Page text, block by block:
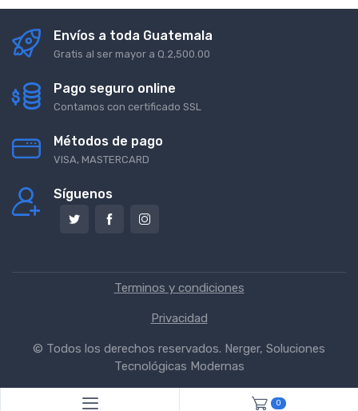
Envíos a toda Guatemala
Gratis al ser mayor a Q.2,500.00
Pago seguro online
Contamos con certificado SSL
Métodos de pago
VISA, MASTERCARD
Síguenos
Terminos y condiciones
Privacidad
© Todos los derechos reservados. Nerger, Soluciones
Tecnológicas Modernas
0